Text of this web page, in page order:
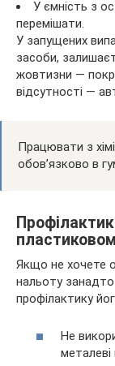
У ємність з
перемішати.
У запущених
засоби,
жовтизни —
відсутності —
Працювати з
обов’язково в
Якщо не хочете
нальоту
профілактику
Не
металеві